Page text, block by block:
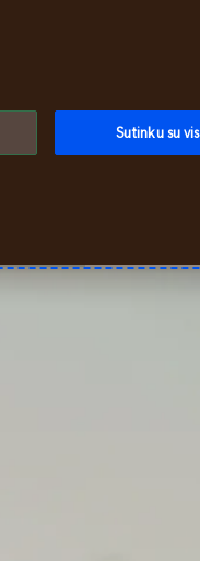
ar užregistruoti įvykį
8800. Draudimo,
Sutinku su